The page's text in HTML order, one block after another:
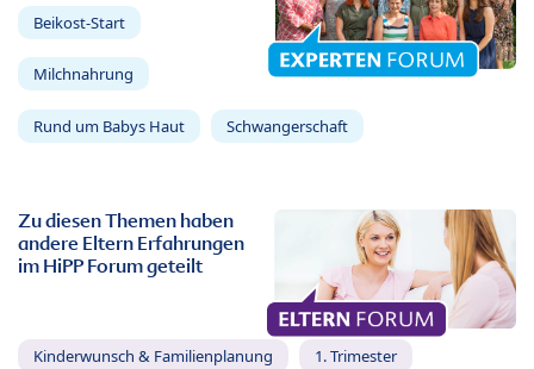
Beikost-Start
Milchnahrung
Rund um Babys Haut Schwangerschaft
Zu diesen Themen haben
andere Eltern Erfahrungen
im HiPP Forum geteilt
Kinderwunsch & Familienplanung 1. Trimester